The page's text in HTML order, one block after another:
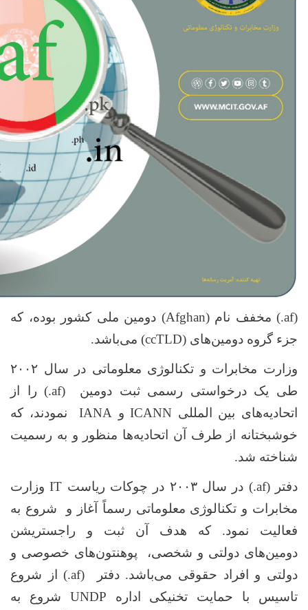
(.af) مخفف نام(Afghan) دومین ملی کشور بوده، که
جزء گروه دومین‌های (ccTLD) می‌باشد.
وزارت مخابرات و تکنالوژی معلوماتی در سال ۲۰۰۲
طی یک درخواستی رسمی ثبت دومین
(.af)را
از
اتحادیه‌های بین المللی ICANNو IANA نمودند، که
خوشبختانه از طرف آن اتحادیه‌ها منظور و به رسمیت
شناخته شد.
دفتر(.af) در سال ۲۰۰۳ در چوکات ریاست ITوزارت
مخابرات و تکنالوژی معلوماتی رسماً آغاز و شروع به
فعالیت نمود. که هدف آن ثبت و راجستریشن
دومین‌های دولتی و شخصی، پوهنتون‌های خصوصی و
دولتی و افراد حقوقی می‌باشد. دفتر
(.af)از شروع
تاسیس با حمایت تخنیکی اداره UNDP شروع به